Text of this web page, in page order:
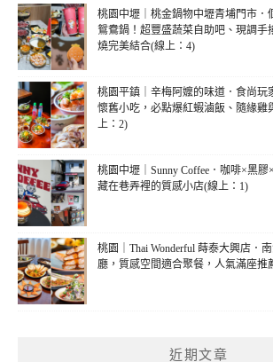
桃園中壢｜桃金鍋物中壢青埔門市．
鴛鴦鍋！超豐盛蔬菜自助吧、現調手
燒完美結合(線上：4)
桃園平鎮｜辛梅阿嬤的味道．食尚玩
懷舊小吃，必點爆紅蝦滷飯、隨緣雞
上：2)
桃園中壢｜Sunny Coffee．咖啡×黑膠
藏在巷弄裡的質感小店(線上：1)
桃園｜Thai Wonderful 蒔泰大興店．
廳，質感空間適合聚餐，人氣滿座推
近期文章